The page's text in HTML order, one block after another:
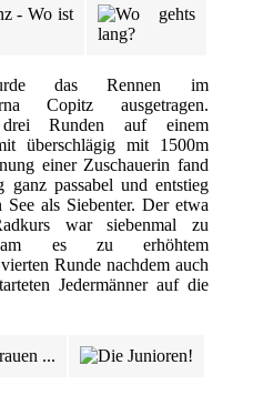
das Rennen im
Copitz ausgetragen.
drei Runden auf einem
überschlägig mit 1500m
einer Zuschauerin fand
ganz passabel und entstieg
See als Siebenter. Der etwa
war siebenmal zu
es zu erhöhtem
Runde nachdem auch
Jedermänner auf die